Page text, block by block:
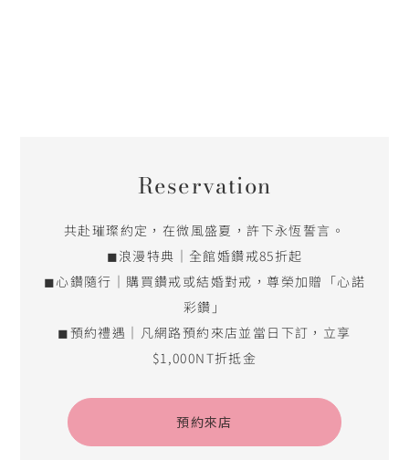
Reservation
共赴璀璨約定，在微風盛夏，許下永恆誓言。
◼浪漫特典｜全館婚鑽戒85折起
◼心鑽隨行｜購買鑽戒或結婚對戒，尊榮加贈「心諾
彩鑽」
◼預約禮遇｜凡網路預約來店並當日下訂，立享
$1,000NT折抵金
預約來店